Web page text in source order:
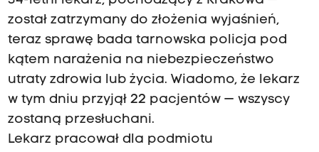
został zatrzymany do złożenia wyjaśnień,
teraz sprawę bada tarnowska policja pod
kątem narażenia na niebezpieczeństwo
utraty zdrowia lub życia. Wiadomo, że lekarz
w tym dniu przyjął 22 pacjentów — wszyscy
zostaną przesłuchani.
Lekarz pracował dla podmiotu